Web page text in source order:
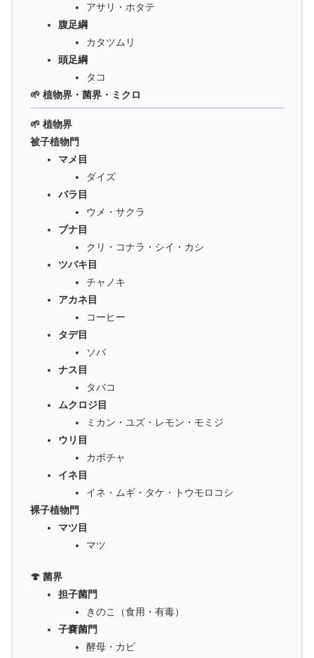
アサリ・ホタテ
腹足綱
カタツムリ
頭足綱
タコ
🌱 植物界・菌界・ミクロ
🌱 植物界
被子植物門
マメ目
ダイズ
バラ目
ウメ・サクラ
ブナ目
クリ・コナラ・シイ・カシ
ツバキ目
チャノキ
アカネ目
コーヒー
タデ目
ソバ
ナス目
タバコ
ムクロジ目
ミカン・ユズ・レモン・モミジ
ウリ目
カボチャ
イネ目
イネ・ムギ・タケ・トウモロコシ
裸子植物門
マツ目
マツ
🍄 菌界
担子菌門
きのこ（食用・有毒）
子嚢菌門
酵母・カビ